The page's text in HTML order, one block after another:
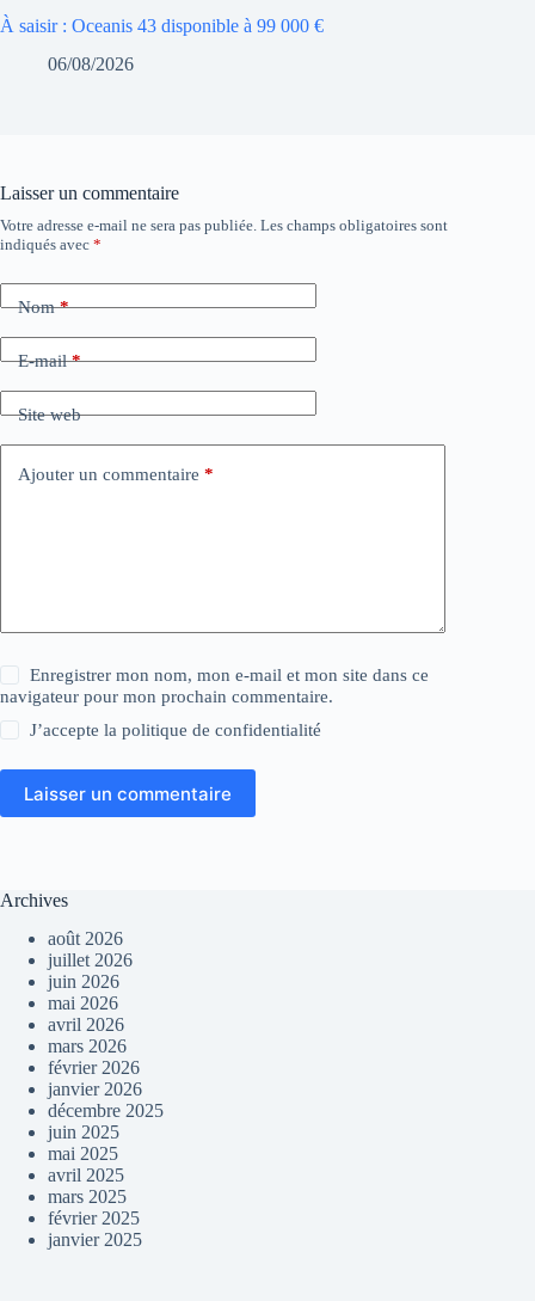
À saisir : Oceanis 43 disponible à 99 000 €
06/08/2026
Laisser un commentaire
Votre adresse e-mail ne sera pas publiée. Les champs obligatoires sont
indiqués avec *
Nom*
E-mail*
Site web
Ajouter un commentaire *
Enregistrer mon nom, mon e-mail et mon site dans ce
navigateur pour mon prochain commentaire.
J’accepte lapolitique de confidentialité
Laisser un commentaire
Archives
août 2026
juillet 2026
juin 2026
mai 2026
avril 2026
mars 2026
février 2026
janvier 2026
décembre 2025
juin 2025
mai 2025
avril 2025
mars 2025
février 2025
janvier 2025